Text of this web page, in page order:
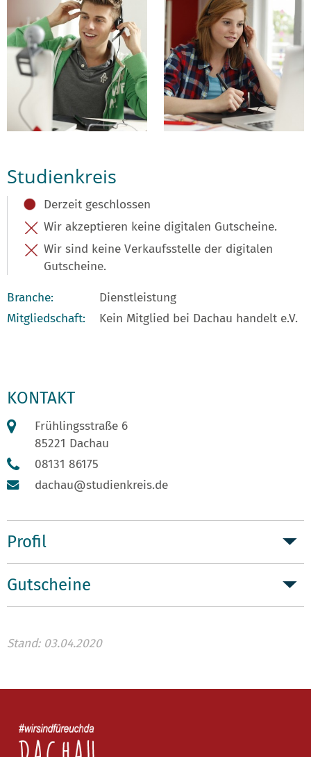
Studienkreis
Derzeit geschlossen
Wir akzeptieren keine digitalen Gutscheine.
Wir sind keine Verkaufsstelle der digitalen
Gutscheine.
Branche:
Dienstleistung
Mitgliedschaft:
Kein Mitglied bei Dachau handelt e.V.
KONTAKT
Frühlingsstraße 6
85221 Dachau
08131 86175
dachau@studienkreis.de
Profil
Gutscheine
Stand: 03.04.2020